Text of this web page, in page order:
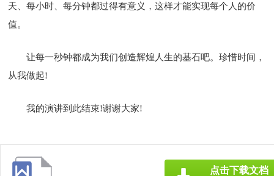
天、每小时、每分钟都过得有意义，这样才能实现每个人的价
值。
让每一秒钟都成为我们创造辉煌人生的基石吧。珍惜时间，
从我做起!
我的演讲到此结束!谢谢大家!
点击下载文档